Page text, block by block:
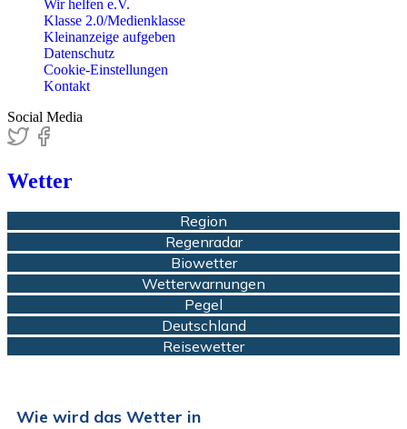
Wir helfen e.V.
Klasse 2.0/Medienklasse
Kleinanzeige aufgeben
Datenschutz
Cookie-Einstellungen
Kontakt
Social Media
Wetter
Region
Regenradar
Biowetter
Wetterwarnungen
Pegel
Deutschland
Reisewetter
Wie wird das Wetter in